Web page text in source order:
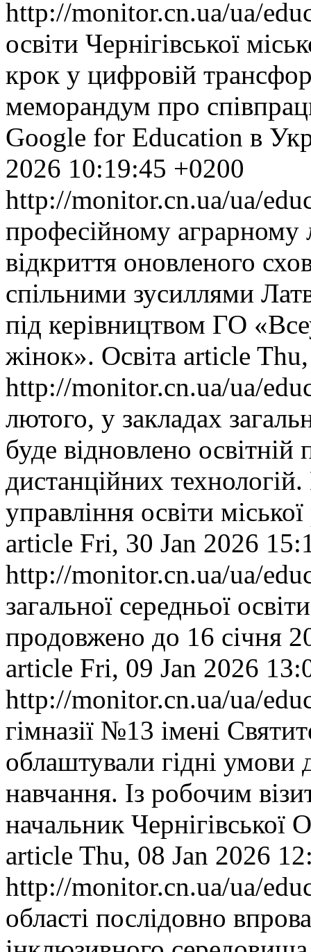
http://monitor.cn.ua/ua/
освіти Чернігівської
крок у цифровій
меморандум про
Google for Education в
2026 10:19:45 +0200
http://monitor.cn.ua/ua/
професійному аграрному
відкриття оновленого
спільними зусиллями
під керівництвом ГО
жінок». Освіта article
http://monitor.cn.ua/ua/
лютого, у закладах
буде відновлено
дистанційних
управління освіти
article Fri, 30 Jan 2026
http://monitor.cn.ua/ua/
загальної середньої
продовжено до 16 січня
article Fri, 09 Jan 2026
http://monitor.cn.ua/ua/
гімназії №13 імені
облаштували гідні умови
навчання. Із робочим
начальник
article Thu, 08 Jan 2026
http://monitor.cn.ua/ua/
області послідовно